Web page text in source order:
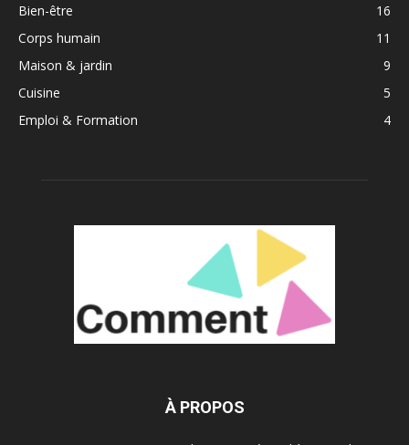
Bien-être
16
Corps humain
11
Maison & jardin
9
Cuisine
5
Emploi & Formation
4
À PROPOS